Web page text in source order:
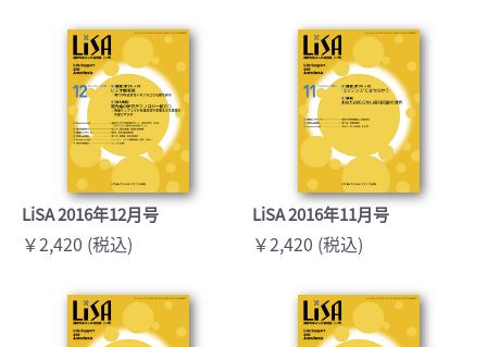
LiSA 2016年12月号
￥2,420 (税込)
LiSA 2016年11月号
￥2,420 (税込)